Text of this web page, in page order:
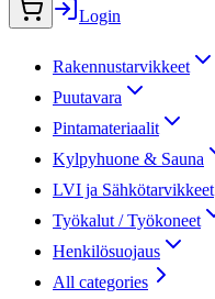
Login
Rakennustarvikkeet
Puutavara
Pintamateriaalit
Kylpyhuone & Sauna
LVI ja Sähkötarvikkeet
Työkalut / Työkoneet
Henkilösuojaus
All categories